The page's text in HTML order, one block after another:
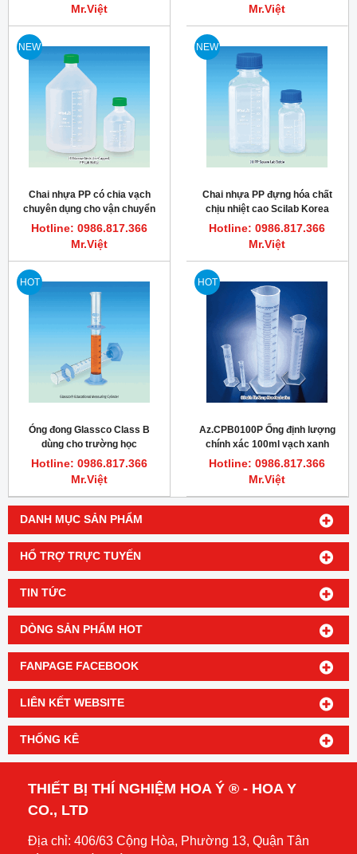
DANH MỤC SẢN PHẨM
HỔ TRỢ TRỰC TUYẾN
TIN TỨC
DÒNG SẢN PHẨM HOT
FANPAGE FACEBOOK
LIÊN KẾT WEBSITE
THỐNG KÊ
Mr.Việt
Mr.Việt
NEW
Chai nhựa PP có chia vạch
chuyên dụng cho vận chuyển
hóa chất Wids 100~2,000ml
Hotline: 0986.817.366
Mr.Việt
NEW
Chai nhựa PP đựng hóa chất
chịu nhiệt cao Scilab Korea
100~1,000ml
Hotline: 0986.817.366
Mr.Việt
HOT
Óng đong Glassco Class B
dùng cho trường học
Hotline: 0986.817.366
Mr.Việt
HOT
Az.CPB0100P Ống định lượng
chính xác 100ml vạch xanh
Azlon
Hotline: 0986.817.366
Mr.Việt
THIẾT BỊ THÍ NGHIỆM HOA Ý ® - HOA Y
CO., LTD
Địa chỉ: 406/63 Cộng Hòa, Phường 13, Quận Tân